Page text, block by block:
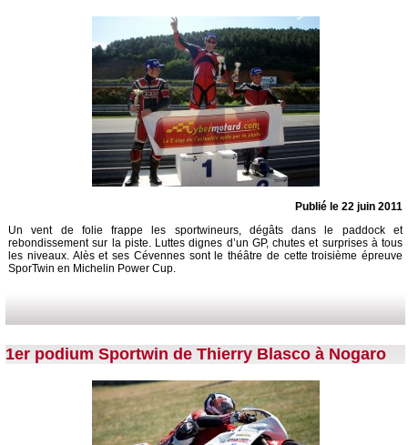
Publié le 22 juin 2011
Un vent de folie frappe les sportwineurs, dégâts dans le paddock et
rebondissement sur la piste. Luttes dignes d’un GP, chutes et surprises à tous
les niveaux. Alès et ses Cévennes sont le théâtre de cette troisième épreuve
SporTwin en Michelin Power Cup.
1er podium Sportwin de Thierry Blasco à Nogaro